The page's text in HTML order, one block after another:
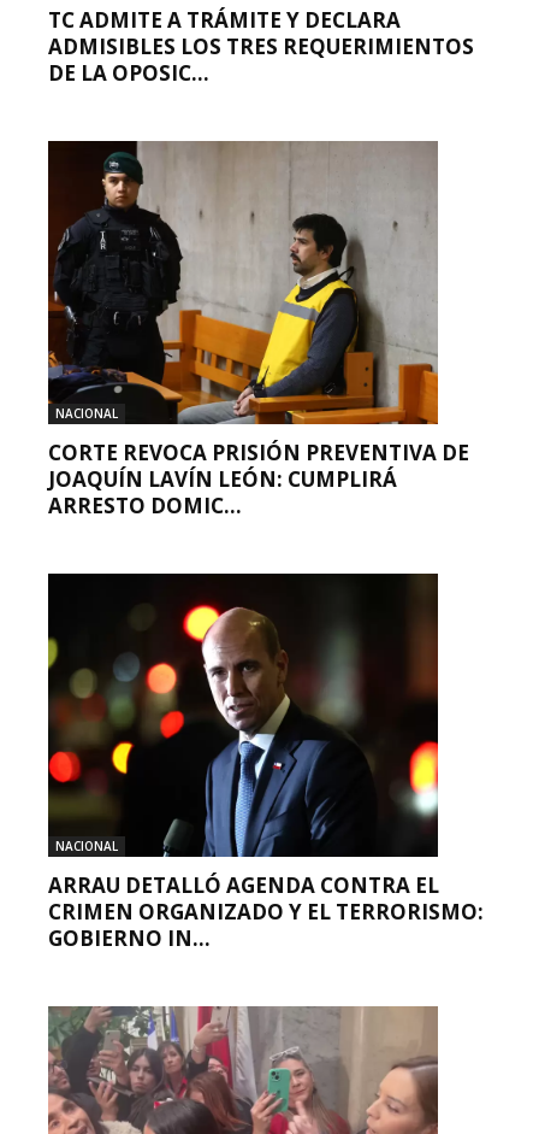
TC ADMITE A TRÁMITE Y DECLARA
ADMISIBLES LOS TRES REQUERIMIENTOS
DE LA OPOSIC...
NACIONAL
CORTE REVOCA PRISIÓN PREVENTIVA DE
JOAQUÍN LAVÍN LEÓN: CUMPLIRÁ
ARRESTO DOMIC...
NACIONAL
ARRAU DETALLÓ AGENDA CONTRA EL
CRIMEN ORGANIZADO Y EL TERRORISMO:
GOBIERNO IN...